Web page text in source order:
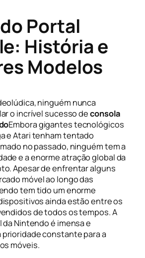
Portal
História e
Modelos
ninguém nunca
o incrível sucesso deconsola
Embora gigantes tecnológicos
e Atari tenham tentado
no passado, ninguém tem a
e a enorme atração global da
Apesar de enfrentar alguns
móvel ao longo das
tem tido um enorme
ainda estão entre os
de todos os tempos. A
Nintendo é imensa e
constante para a
móveis.